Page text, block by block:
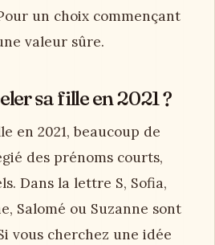
un choix commençant
valeur sûre.
sa fille en 2021 ?
en 2021, beaucoup de
des prénoms courts,
Dans la lettre S, Sofia,
Salomé ou Suzanne sont
vous cherchez une idée